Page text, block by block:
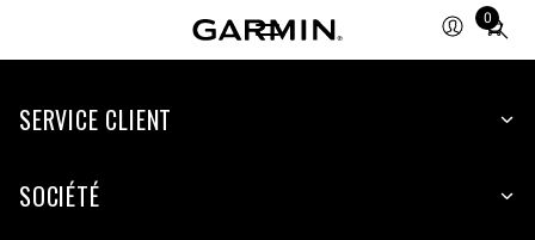
0
Total
items
cart:
SERVICE CLIENT
SOCIÉTÉ